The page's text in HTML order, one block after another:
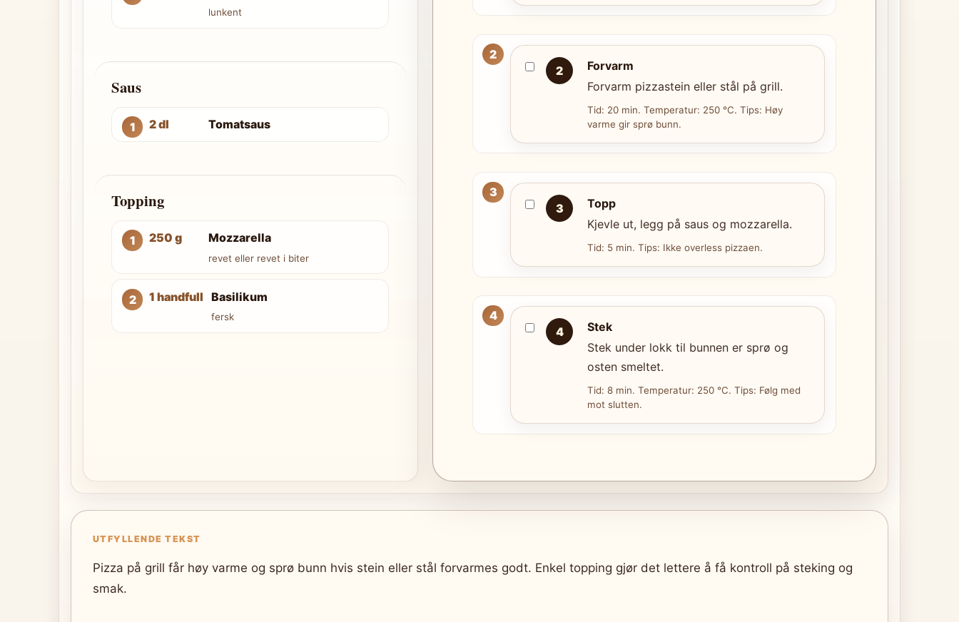
lunkent
Saus
2 dl Tomatsaus
Topping
250 g Mozzarella
revet eller revet i biter
1 handfull Basilikum
fersk
2
Forvarm
Forvarm pizzastein eller stål på grill.
Tid: 20 min. Temperatur: 250 °C. Tips: Høy
varme gir sprø bunn.
3
Topp
Kjevle ut, legg på saus og mozzarella.
Tid: 5 min. Tips: Ikke overless pizzaen.
4
Stek
Stek under lokk til bunnen er sprø og
osten smeltet.
Tid: 8 min. Temperatur: 250 °C. Tips: Følg med
mot slutten.
UTFYLLENDE TEKST
Pizza på grill får høy varme og sprø bunn hvis stein eller stål forvarmes godt. Enkel topping gjør det lettere å få kontroll på steking og
smak.